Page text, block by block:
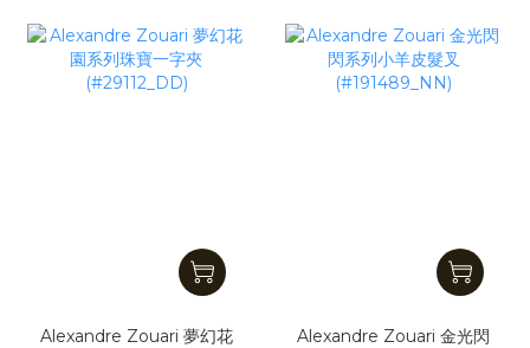
Alexandre Zouari 夢幻花
Alexandre Zouari 金光閃